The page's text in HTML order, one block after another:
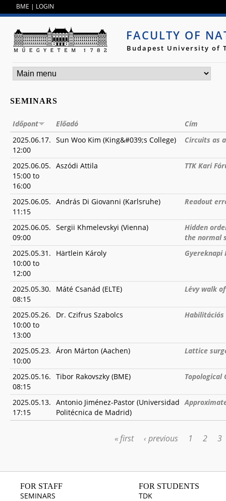
BME | LOGIN
FACULTY OF
Budapest University of
SEMINARS
Időpont Előadó
Cím
2025.06.17.
12:00
Sun Woo Kim (King&#039;s College) Circuits as
2025.06.05.
15:00 to
16:00
Aszódi Attila TTK Kari
2025.06.05.
11:15
András Di Giovanni (Karlsruhe) Readout
2025.06.05.
09:00
Sergii Khmelevskyi (Vienna)
Hidden
the normal
2025.05.31.
10:00 to
12:00
Härtlein Károly Gyereknapi
2025.05.30.
08:15
Máté Csanád (ELTE) Lévy walk
2025.05.26.
10:00 to
13:00
Dr. Czifrus Szabolcs Habilitációs
2025.05.23.
10:00
Áron Márton (Aachen) Lattice
2025.05.16.
08:15
Tibor Rakovszky (BME) Topological
2025.05.13.
17:15
Antonio Jiménez-Pastor (Universidad
Politécnica de Madrid)
« first ‹ previous 1 2 3
FOR STAFF
SEMINARS
FOR STUDENTS
TDK